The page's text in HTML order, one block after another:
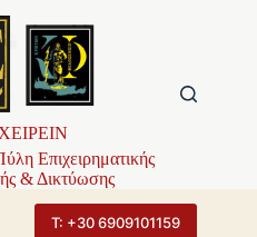
Επιχειρηματικής
& Δικτύωσης
Τ: +30 6909101159